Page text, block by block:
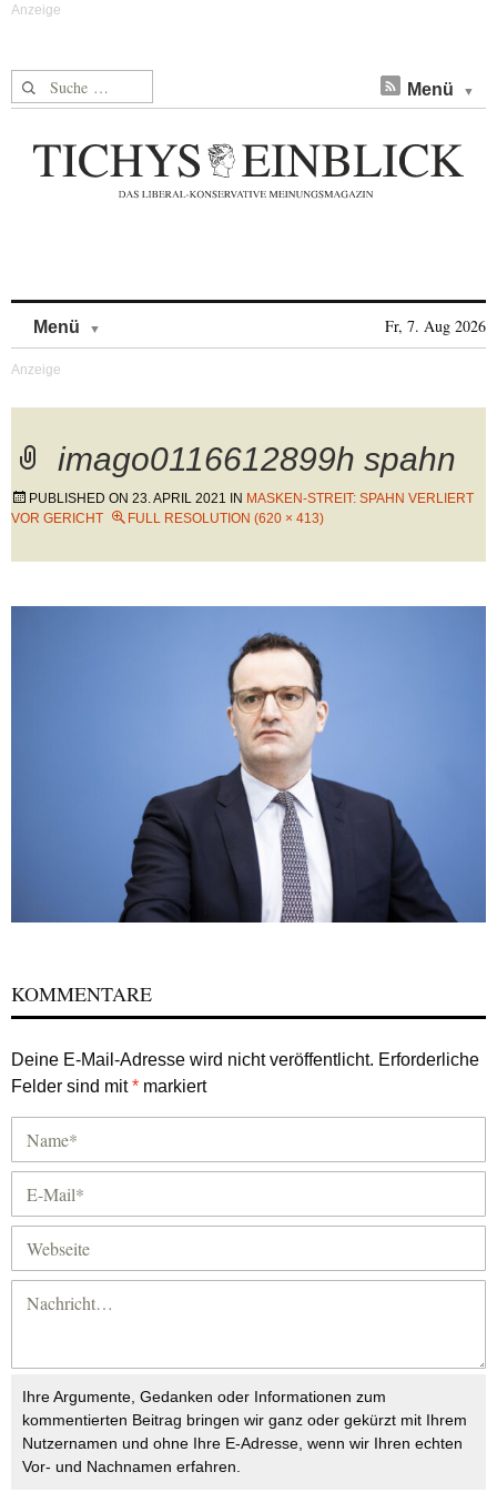
Suche nach: Menü
Menü Fr, 7. Aug 2026
imago0116612899h spahn
PUBLISHED ON 23. APRIL 2021 IN MASKEN-STREIT: SPAHN VERLIERT
VOR GERICHT
FULL RESOLUTION (620 × 413)
KOMMENTARE
Deine E-Mail-Adresse wird nicht veröffentlicht. Erforderliche
Felder sind mit* markiert
Ihre Argumente, Gedanken oder Informationen zum
kommentierten Beitrag bringen wir ganz oder gekürzt mit Ihrem
Nutzernamen und ohne Ihre E-Adresse, wenn wir Ihren echten
Vor- und Nachnamen erfahren.